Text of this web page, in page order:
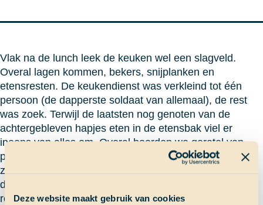
Deze website maakt gebruik van cookies
Vlak na de lunch leek de keuken wel een slagveld.
Overal lagen kommen, bekers, snijplanken en
etensresten. De keukendienst was verkleind tot één
persoon (de dapperste soldaat van allemaal), de rest
was zoek. Terwijl de laatsten nog genoten van de
achtergebleven hapjes eten in de etensbak viel er
ineens van alles om. Overal hoorden we geratel van
potten en pannen, en de vuile vaat schoof een beetje
zielig heen en weer over de werkbank. Gelukkig was
daar onze keukenprins, Pascal, die de keukendienst
redde door met een geweldig idee te komen. De afwas